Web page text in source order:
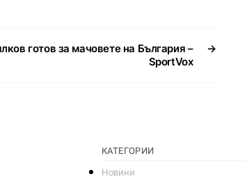
→
готов за мачовете на България –
SportVox
КАТЕГОРИИ
Новини